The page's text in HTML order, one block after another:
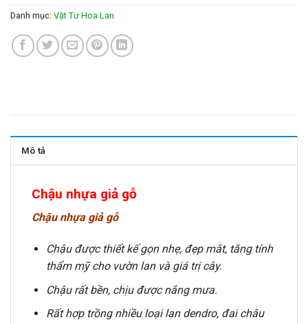
Danh mục: Vật Tư Hoa Lan
Mô tả
Chậu nhựa giả gỗ
Chậu nhựa giả gỗ
Chậu được thiết kế gọn nhẹ, đẹp mắt, tăng tính
thẩm mỹ cho vườn lan và giá trị cây.
Chậu rất bền, chịu được nắng mưa.
Rất hợp trồng nhiều loại lan dendro, đai châu